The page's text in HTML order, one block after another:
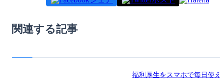
関連する記事
福利厚生をスマホで毎日使